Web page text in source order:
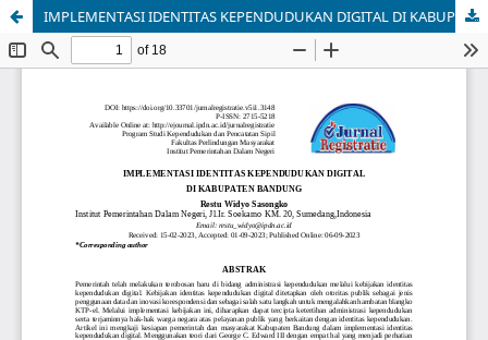
IMPLEMENTASI IDENTITAS KEPENDUDUKAN DIGITAL DI KABUPATEN BANDUNG